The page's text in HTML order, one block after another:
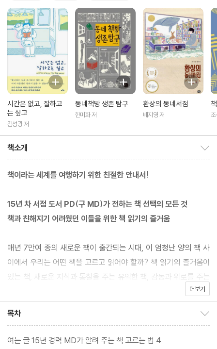
시간은 없고, 잘하고
는 싶고
김성광 저
동네책방 생존 탐구
한미화 저
환상의 동네서점
배지영 저 조
책소개
책이라는 세계를 여행하기 위한 친절한 안내서!
15년 차 서점 도서 PD(구 MD)가 전하는 책 선택의 모든 것
책과 친해지기 어려웠던 이들을 위한 책 읽기의 즐거움
매년 7만여 종의 새로운 책이 출간되는 시대, 이 엄청난 양의 책 사
이에서 우리는 어떤 책을 고르고 읽어야 할까? 책 읽기의 즐거움이
있는 책, 새로운 지식과 통찰을 주는 유익한 책, 감동과 위로를 주는
내게 좋은 책은 무엇일까? 이 책은 책을 읽고 싶지만 어디서부터 무
미’와 ‘책 고르는 방법’을 안내하는 책이다. ‘내가 서울대에 가게 해
준 것은 순전히 책 덕분이다’ 농담하는 저자는 서점인 이전부터 시작
더보기
목차
여는 글 15년 경력 MD가 알려 주는 책 고르는 법 4